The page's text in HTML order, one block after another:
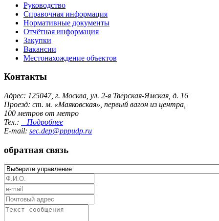
Руководство
Справочная информация
Нормативные документы
Отчётная информация
Закупки
Вакансии
Местонахождение объектов
Контакты
Адрес: 125047, г. Москва, ул. 2-я Тверская-Ямская, д. 16
Проезд: ст. м. «Маяковская», первый вагон из центра,
100 метров от метро
Тел.:
Подробнее
E-mail: sec.dep@pppudp.ru
обратная связь